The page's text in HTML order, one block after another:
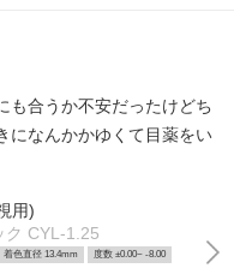
も合うか不安だったけどち
になんかかゆくて目薬をい
用)
ク CYL-1.25
着色直径 13.4mm 度数 ±0.00~ -8.00